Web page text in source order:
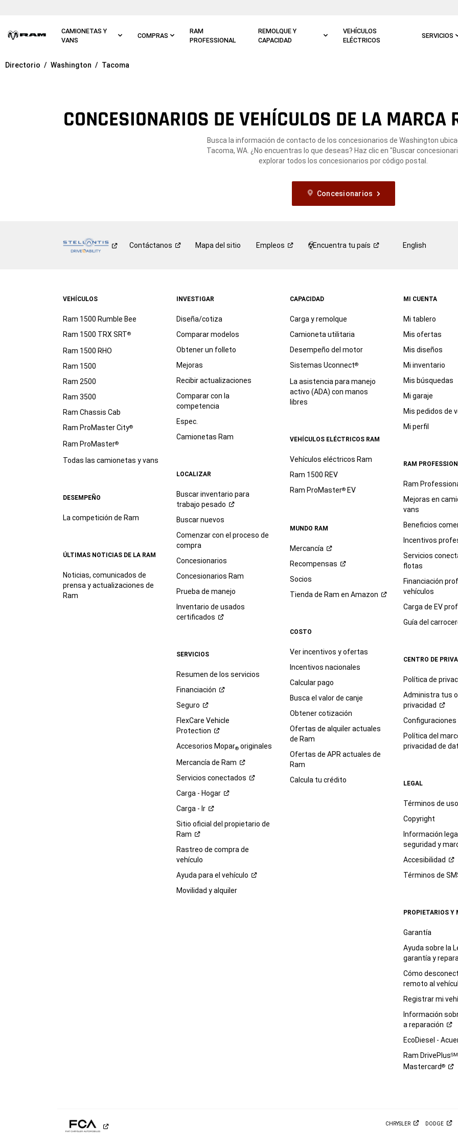
CAMIONETAS Y
VANS
COMPRAS
RAM
PROFESSIONAL
REMOLQUE Y
CAPACIDAD
VEHÍCULOS
ELÉCTRICOS
SERVICIOS
Ir a
Directorio Washington Tacoma
CONCESIONARIOS DE VEHÍCULOS DE LA
Busca la información de contacto de los concesionarios de Washington
Tacoma, WA. ¿No encuentras lo que deseas? Haz clic en "Buscar
explorar todos los concesionarios por código postal.
Concesionarios
Contáctanos Mapa del sitio Empleos Encuentra tu país English
VEHÍCULOS
Ram 1500 Rumble Bee
Ram 1500 TRX SRT®
Ram 1500 RHO
Ram 1500
Ram 2500
Ram 3500
Ram Chassis Cab
Ram ProMaster City®
Ram ProMaster®
Todas las camionetas y vans
DESEMPEÑO
La competición de Ram
ÚLTIMAS NOTICIAS DE LA RAM
Noticias, comunicados de
prensa y actualizaciones de
Ram
INVESTIGAR
Diseña/cotiza
Comparar modelos
Obtener un folleto
Mejoras
Recibir actualizaciones
Comparar con la
competencia
Espec.
Camionetas Ram
LOCALIZAR
Buscar inventario para
trabajo pesado
Buscar nuevos
Comenzar con el proceso de
compra
Concesionarios
Concesionarios Ram
Prueba de manejo
Inventario de usados
certificados
SERVICIOS
Resumen de los servicios
Financiación
Seguro
FlexCare Vehicle
Protection
Accesorios Mopar®originales
Mercancía de Ram
Servicios conectados
Carga - Hogar
Carga - Ir
Sitio oficial del propietario de
Ram
Rastreo de compra de
vehículo
Ayuda para el vehículo
Movilidad y alquiler
CAPACIDAD
Carga y remolque
Camioneta utilitaria
Desempeño del motor
Sistemas Uconnect®
La asistencia para manejo
activo (ADA) con manos
libres
VEHÍCULOS ELÉCTRICOS RAM
Vehículos eléctricos Ram
Ram 1500 REV
Ram ProMaster®EV
MUNDO RAM
Mercancía
Recompensas
Socios
Tienda de Ram en Amazon
COSTO
Ver incentivos y ofertas
Incentivos nacionales
Calcular pago
Busca el valor de canje
Obtener cotización
Ofertas de alquiler actuales
de Ram
Ofertas de APR actuales de
Ram
Calcula tu crédito
MI CUENTA
Mi tablero
Mis ofertas
Mis diseños
Mi inventario
Mis búsquedas
Mi garaje
Mis pedidos de
Mi perfil
RAM
Ram
Mejoras en
vans
Beneficios
Incentivos
Servicios
flotas
Financiación
vehículos
Carga de EV
Guía del
CENTRO DE
Política de
Administra tus
privacidad
Configuraciones
Política del
privacidad de
LEGAL
Términos de uso
Copyright
Información
seguridad y
Accesibilidad
Términos de
PROPIETARIOS Y
Garantía
Ayuda sobre la
garantía y
Cómo
remoto al
Registrar mi
Información
areparación
EcoDiesel -
Ram DrivePlusSM
Mastercard®
CHRYSLER DODGE